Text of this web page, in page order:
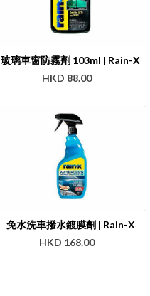
玻璃車窗防霧劑 103ml | Rain-X
HKD 88.00
免水洗車撥水鍍膜劑 | Rain-X
HKD 168.00